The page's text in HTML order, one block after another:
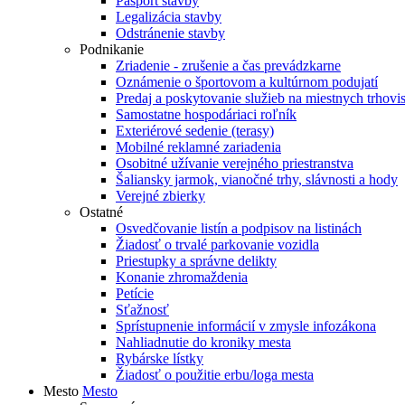
Legalizácia stavby
Odstránenie stavby
Podnikanie
Zriadenie - zrušenie a čas prevádzkarne
Oznámenie o športovom a kultúrnom podujatí
Predaj a poskytovanie služieb na miestnych
Samostatne hospodáriaci roľník
Exteriérové sedenie (terasy)
Mobilné reklamné zariadenia
Osobitné užívanie verejného priestranstva
Šaliansky jarmok, vianočné trhy, slávnosti a hody
Verejné zbierky
Ostatné
Osvedčovanie listín a podpisov na listinách
Žiadosť o trvalé parkovanie vozidla
Priestupky a správne delikty
Konanie zhromaždenia
Petície
Sťažnosť
Sprístupnenie informácií v zmysle infozákona
Nahliadnutie do kroniky mesta
Rybárske lístky
Žiadosť o použitie erbu/loga mesta
Mesto Mesto